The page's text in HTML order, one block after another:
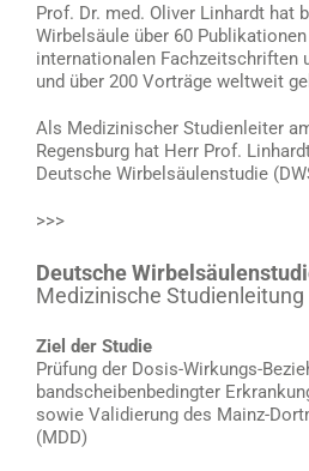
Prof. Dr. med. Oliver Linhardt hat
Wirbelsäule über 60
internationalen Fachzeitschriften
und über 200 Vorträge weltweit
Als Medizinischer Studienleiter
Regensburg hat Herr Prof.
Deutsche Wirbelsäulenstudie
>>>
Deutsche
Medizinische
Ziel der Studie
Prüfung der Dosis-Wirkungs-
bandscheibenbedingter
sowie Validierung des Mainz-
(MDD)